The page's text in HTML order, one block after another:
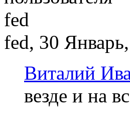
fed, 30
Виталий
везде и на